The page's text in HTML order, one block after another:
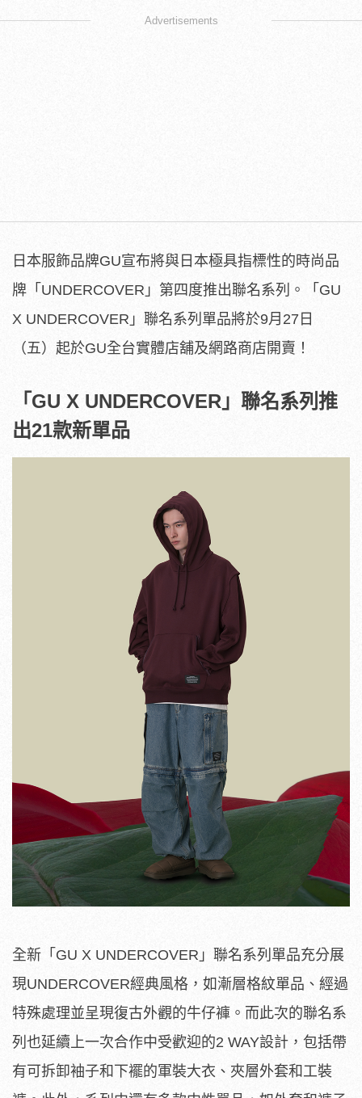
Advertisements
日本服飾品牌GU宣布將與日本極具指標性的時尚品
牌「UNDERCOVER」第四度推出聯名系列。「GU
X UNDERCOVER」聯名系列單品將於9月27日
（五）起於GU全台實體店舖及網路商店開賣！
「 GU X UNDERCOVER 」聯名系列推
出21款新單品
全新「GU X UNDERCOVER」聯名系列單品充分展
現UNDERCOVER經典風格，如漸層格紋單品、經過
特殊處理並呈現復古外觀的牛仔褲。而此次的聯名系
列也延續上一次合作中受歡迎的2 WAY設計，包括帶
有可拆卸袖子和下襬的軍裝大衣、夾層外套和工裝